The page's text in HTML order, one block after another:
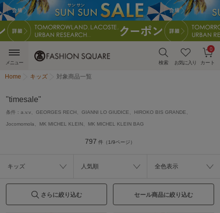
検索 お気に入り カート
0
メニュー
Home キッズ 対象商品一覧
"timesale"
条件： a.v.v、GEORGES RECH、GIANNI LO GIUDICE、HIROKO BIS GRANDE、
Jocomomola、MK MICHEL KLEIN、MK MICHEL KLEIN BAG
797 件（1/9ページ）
キッズ 人気順 全色表示
さらに絞り込む セール商品に絞り込む